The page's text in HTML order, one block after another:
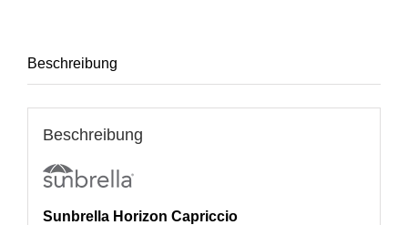
Beschreibung
Beschreibung
Sunbrella Horizon Capriccio